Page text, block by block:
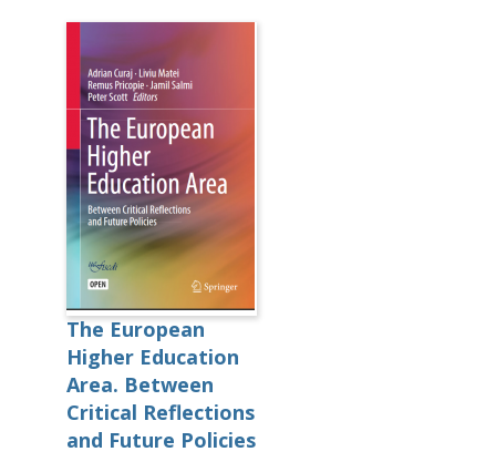
The European
Higher Education
Area. Between
Critical Reflections
and Future Policies